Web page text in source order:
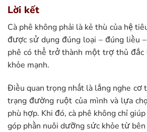
Lời kết
Cà phê không phải là kẻ thù của hệ
được sử dụng đúng loại – đúng liều
phê có thể trở thành một trợ thủ
khỏe mạnh.
Điều quan trọng nhất là lắng nghe cơ
trạng đường ruột của mình và lựa
phù hợp. Khi đó, cà phê không chỉ
góp phần nuôi dưỡng sức khỏe từ